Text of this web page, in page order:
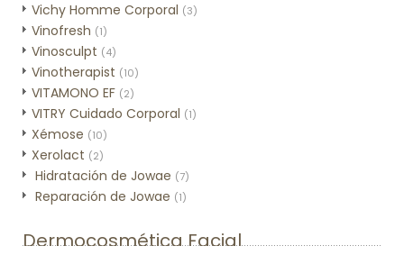
Vichy Homme Corporal (3)
Vinofresh (1)
Vinosculpt (4)
Vinotherapist (10)
VITAMONO EF (2)
VITRY Cuidado Corporal (1)
Xémose (10)
Xerolact (2)
Hidratación de Jowae (7)
Reparación de Jowae (1)
Dermocosmética Facial